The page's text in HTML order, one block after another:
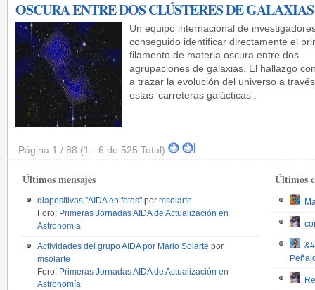
OSCURA ENTRE DOS CLÚSTERES DE GALAXIAS
Un equipo internacional de
conseguido identificar directamente el
filamento de materia oscura entre dos
agrupaciones de galaxias. El hallazgo
a trazar la evolución del universo a
estas ‘carreteras galácticas’.
Página 1 / 88 (1 - 6 de 525 Total)
Últimos mensajes
diapositivas "AIDA en fotos" por msolarte
Foro: Primeras Jornadas AIDA de Actualización en
Astronomía
Actividades del grupo AIDA por Mario Solarte por
msolarte
Foro: Primeras Jornadas AIDA de Actualización en
Astronomía
Últimos